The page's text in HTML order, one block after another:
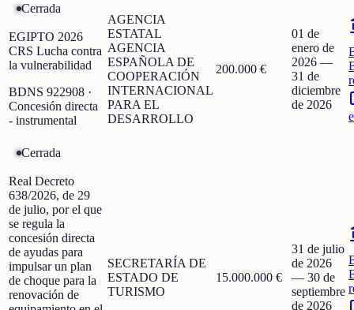
Cerrada
EGIPTO 2026
CRS Lucha contra
la vulnerabilidad
BDNS 922908 ·
Concesión directa
- instrumental
AGENCIA
ESTATAL
AGENCIA
ESPAÑOLA DE
COOPERACIÓN
INTERNACIONAL
PARA EL
DESARROLLO
200.000 €
01 de
enero de
2026 —
31 de
diciembre
de 2026
Cerrada
Real Decreto
638/2026, de 29
de julio, por el que
se regula la
concesión directa
de ayudas para
impulsar un plan
de choque para la
renovación de
SECRETARÍA DE
ESTADO DE
TURISMO
15.000.000 €
31 de julio
de 2026
— 30 de
septiembre
de 2026